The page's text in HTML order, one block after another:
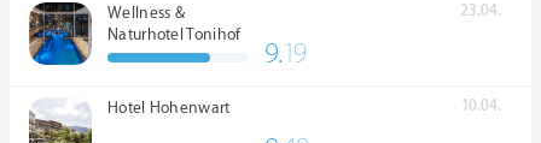
Wellness &
Naturhotel Tonihof
****S
23.04.
9.19
Hotel Hohenwart 10.04.